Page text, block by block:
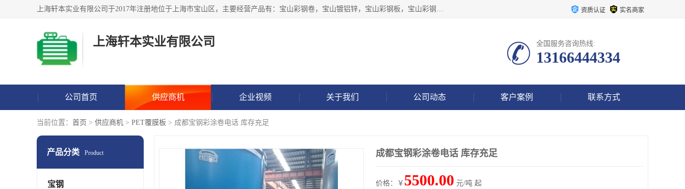
上海轩本实业有限公司于2017年注册地位于上海市宝山区，主要经营产品有：宝山彩钢卷，宝山镀铝锌，宝山彩钢板，宝山彩钢瓦等产品的生产和销售。 资质认证 实名商家
上海轩本实业有限公司 全国服务咨询热线:
13166444334
公司首页 供应商机 企业视频 关于我们 公司动态 客户案例 联系方式
当前位置： 首页 > 供应商机 > PET覆膜板 > 成都宝钢彩涂卷电话 库存充足
产品分类 Product
宝钢
成都宝钢彩涂卷电话 库存充足
价格：￥ 5500.00 元/吨 起